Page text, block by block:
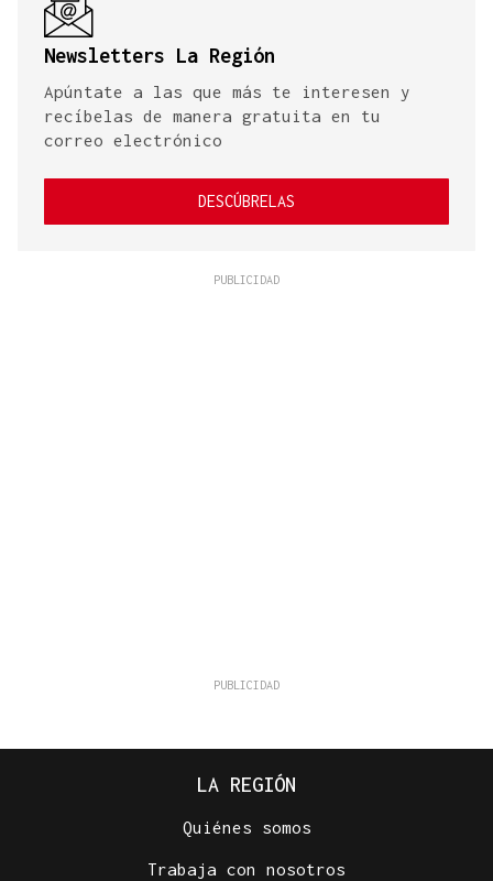
Newsletters La Región
Apúntate a las que más te interesen y
recíbelas de manera gratuita en tu
correo electrónico
DESCÚBRELAS
LA REGIÓN
Quiénes somos
Trabaja con nosotros